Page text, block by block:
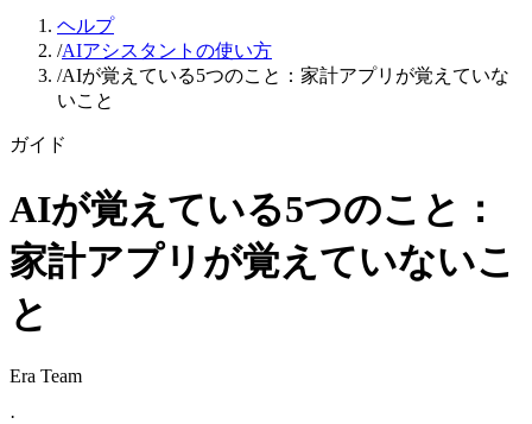
ヘルプ
/AIアシスタントの使い方
/AIが覚えている5つのこと：家計アプリが覚えていな
いこと
ガイド
AIが覚えている5つのこと：
家計アプリが覚えていないこ
と
Era Team
·